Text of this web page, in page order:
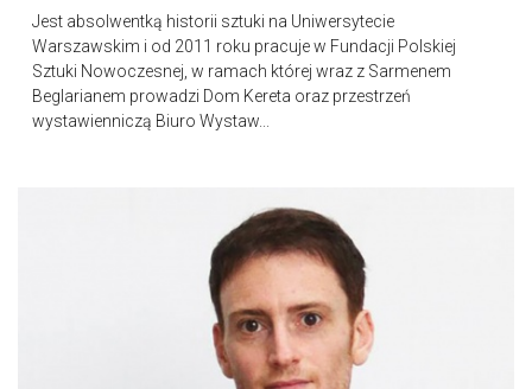
Jest absolwentką historii sztuki na Uniwersytecie
Warszawskim i od 2011 roku pracuje w Fundacji Polskiej
Sztuki Nowoczesnej, w ramach której wraz z Sarmenem
Beglarianem prowadzi Dom Kereta oraz przestrzeń
wystawienniczą Biuro Wystaw...